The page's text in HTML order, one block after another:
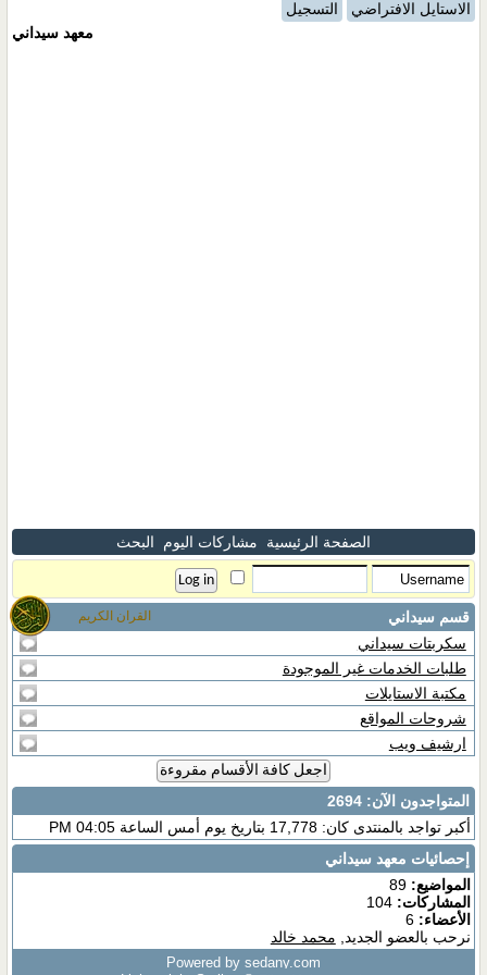
القران الكريم
الاستايل الافتراضي
التسجيل
معهد سيداني
الصفحة الرئيسية مشاركات اليوم البحث
قسم سيداني
سكربتات سيداني
طلبات الخدمات غير الموجودة
مكتبة الاستايلات
شروحات المواقع
ارشيف ويب
اجعل كافة الأقسام مقروءة
المتواجدون الآن: 2694
أكبر تواجد بالمنتدى كان: 17,778 بتاريخ يوم أمس الساعة 04:05 PM
إحصائيات معهد سيداني
المواضيع: 89
المشاركات: 104
الأعضاء: 6
نرحب بالعضو الجديد, محمد خالد
Powered by sedany.com